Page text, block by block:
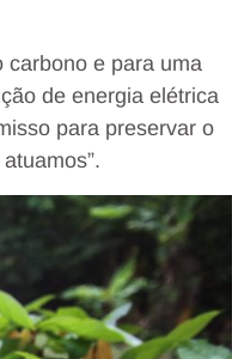
carbono e para uma
de energia elétrica
para preservar o